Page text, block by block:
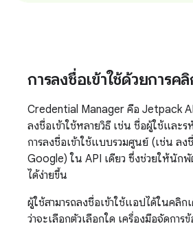
การลงชื่อเข้าใช้ด้วยการค
Credential Manager คือ Jetpack
ลงชื่อเข้าใช้หลายวิธี เช่น ชื่อผู้ใช้และ
การลงชื่อเข้าใช้แบบรวมศูนย์ (เช่น ลง
Google) ใน API เดียว ซึ่งช่วยให้นัก
ได้ง่ายขึ้น
ผู้ใช้สามารถลงชื่อเข้าใช้แอปได้ในคลิก
ว่าจะเลือกตัวเลือกใด เครื่องมือจัดการ